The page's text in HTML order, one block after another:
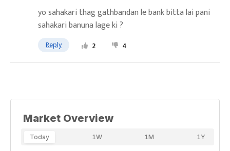
yo sahakari thag gathbandan le bank bitta lai pani
sahakari banuna lage ki ?
Reply 2 4